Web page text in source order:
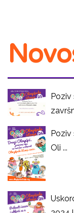
Poziv
Poziv
Oli ...